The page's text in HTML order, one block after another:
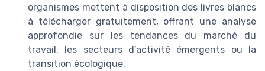
organismes mettent à disposition des livres blancs
à télécharger gratuitement, offrant une analyse
approfondie sur les tendances du marché du
travail, les secteurs d’activité émergents ou la
transition écologique.